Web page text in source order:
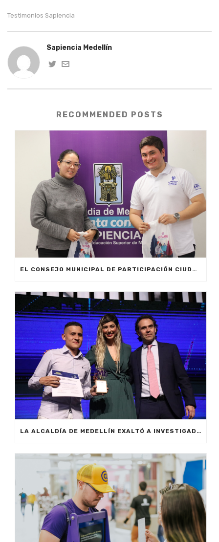
Testimonios Sapiencia
Sapiencia Medellín
RECOMMENDED POSTS
EL CONSEJO MUNICIPAL DE PARTICIPACIÓN CIUDADANA TIENE NUEVO REPRESENTANTE ESTUDIANTIL UNIVERSITARIO
LA ALCALDÍA DE MEDELLÍN EXALTÓ A INVESTIGADORES QUE REVOLUCIONAN EL CONOCIMIENTO EN LA CIUDAD